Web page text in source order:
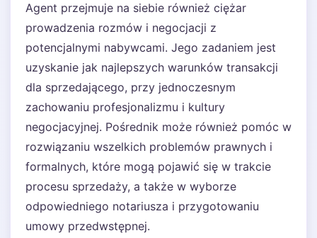
Agent przejmuje na siebie również ciężar
prowadzenia rozmów i negocjacji z
potencjalnymi nabywcami. Jego zadaniem jest
uzyskanie jak najlepszych warunków transakcji
dla sprzedającego, przy jednoczesnym
zachowaniu profesjonalizmu i kultury
negocjacyjnej. Pośrednik może również pomóc w
rozwiązaniu wszelkich problemów prawnych i
formalnych, które mogą pojawić się w trakcie
procesu sprzedaży, a także w wyborze
odpowiedniego notariusza i przygotowaniu
umowy przedwstępnej.